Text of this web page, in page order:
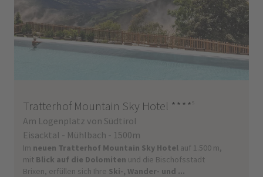
Tratterhof Mountain Sky Hotel ****s
Am Logenplatz von Südtirol
Eisacktal - Mühlbach - 1500m
Im neuen Tratterhof Mountain Sky Hotel auf 1.500 m,
mit Blick auf die Dolomiten und die Bischofsstadt
Brixen, erfüllen sich Ihre Ski-, Wander- und ...